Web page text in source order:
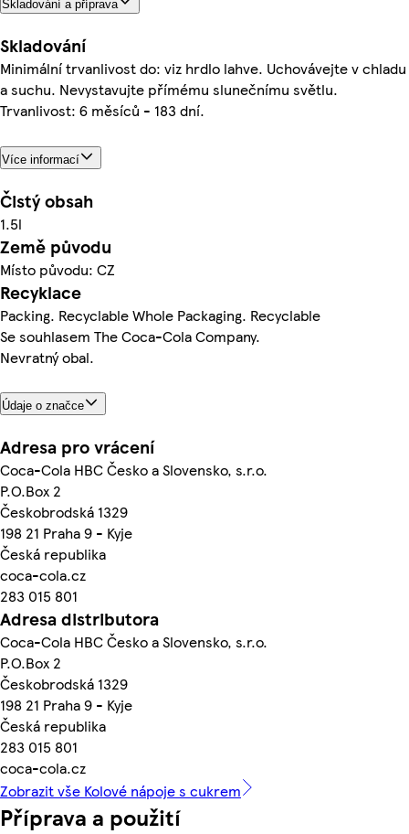
Skladování a příprava
Skladování
Minimální trvanlivost do: viz hrdlo lahve. Uchovávejte v chladu
a suchu. Nevystavujte přímému slunečnímu světlu.
Trvanlivost: 6 měsíců - 183 dní.
Více informací
Čistý obsah
1.5l
Země původu
Místo původu: CZ
Recyklace
Packing. Recyclable Whole Packaging. Recyclable
Se souhlasem The Coca-Cola Company.
Nevratný obal.
Údaje o značce
Adresa pro vrácení
Coca-Cola HBC Česko a Slovensko, s.r.o.
P.O.Box 2
Českobrodská 1329
198 21 Praha 9 - Kyje
Česká republika
coca-cola.cz
283 015 801
Adresa distributora
Coca-Cola HBC Česko a Slovensko, s.r.o.
P.O.Box 2
Českobrodská 1329
198 21 Praha 9 - Kyje
Česká republika
283 015 801
coca-cola.cz
Zobrazit vše Kolové nápoje s cukrem
Příprava a použití